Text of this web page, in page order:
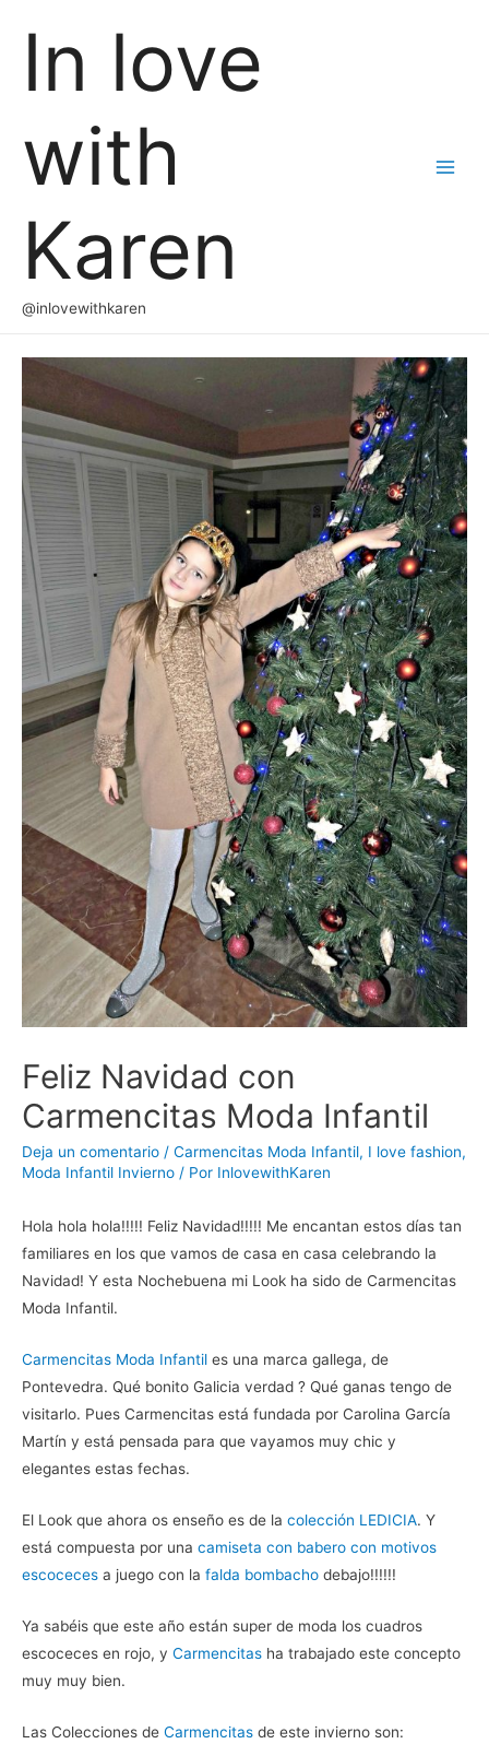
In love
with
Karen
@inlovewithkaren
Feliz Navidad con
Carmencitas Moda Infantil
Deja un comentario / Carmencitas Moda Infantil, I love fashion,
Moda Infantil Invierno / Por InlovewithKaren
Hola hola hola!!!!! Feliz Navidad!!!!! Me encantan estos días tan
familiares en los que vamos de casa en casa celebrando la
Navidad! Y esta Nochebuena mi Look ha sido de Carmencitas
Moda Infantil.
Carmencitas Moda Infantil es una marca gallega, de
Pontevedra. Qué bonito Galicia verdad ? Qué ganas tengo de
visitarlo. Pues Carmencitas está fundada por Carolina García
Martín y está pensada para que vayamos muy chic y
elegantes estas fechas.
El Look que ahora os enseño es de la colección LEDICIA. Y
está compuesta por una camiseta con babero con motivos
escoceces a juego con la falda bombacho debajo!!!!!!
Ya sabéis que este año están super de moda los cuadros
escoceces en rojo, y Carmencitas ha trabajado este concepto
muy muy bien.
Las Colecciones de Carmencitas de este invierno son: